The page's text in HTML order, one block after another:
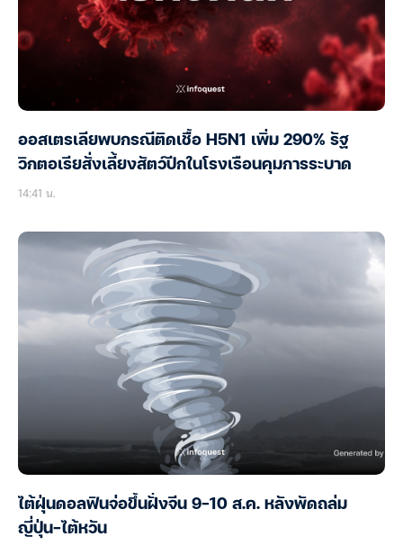
ออสเตรเลียพบกรณีติดเชื้อ H5N1 เพิ่ม 290% รัฐ
วิกตอเรียสั่งเลี้ยงสัตว์ปีกในโรงเรือนคุมการระบาด
14:41 น.
ไต้ฝุ่นดอลฟินจ่อขึ้นฝั่งจีน 9-10 ส.ค. หลังพัดถล่ม
ญี่ปุ่น-ไต้หวัน